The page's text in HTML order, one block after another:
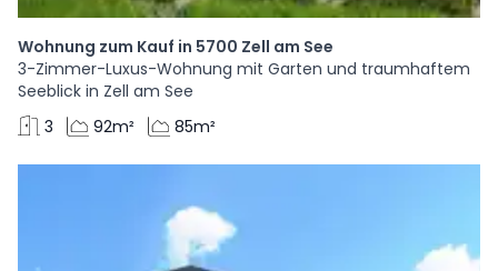
Wohnung zum Kauf in 5700 Zell am See
3-Zimmer-Luxus-Wohnung mit Garten und traumhaftem
Seeblick in Zell am See
3
92m² 85m²